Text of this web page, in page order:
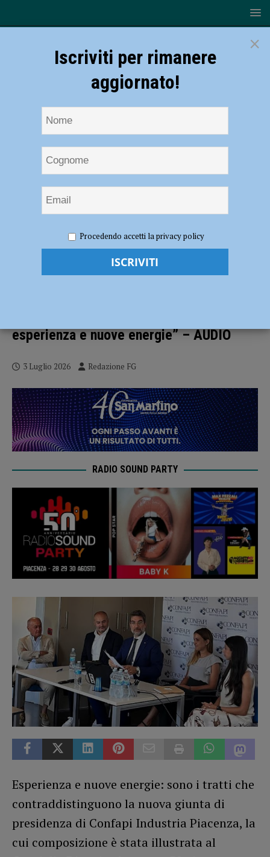
ecco la squadra che affiancherà il presidente Cerciello: “Forte
presenza femminile e un mix di esperienza e nuove energie” – AUDIO
Confapi Industria, ecco la squadra che
esperienza e nuove energie” – AUDIO
3 Luglio 2026 Redazione FG
RADIO SOUND PARTY
Esperienza e nuove energie: sono i tratti che
contraddistinguono la nuova giunta di
presidenza di Confapi Industria Piacenza, la
cui composizione è stata illustrata al
×
Iscriviti per rimanere
aggiornato!
Procedendo accetti la privacy policy